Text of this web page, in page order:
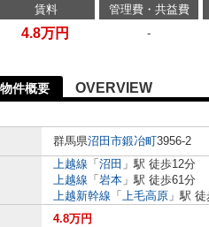
賃料 管理費・共益費
4.8万円 -
件概要 OVERVIEW
群馬県沼田市鍛冶町3956-2
上越線 「 沼田 」駅 徒歩12分
上越線 「 岩本 」駅 徒歩61分
上越新幹線 「 上毛高原 」駅
4.8万円